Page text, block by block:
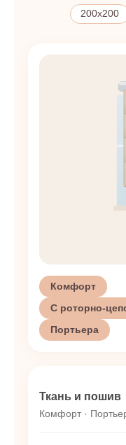
200x200
Комфорт
С роторно-
Портьера
Ткань и пошив
Комфорт ·